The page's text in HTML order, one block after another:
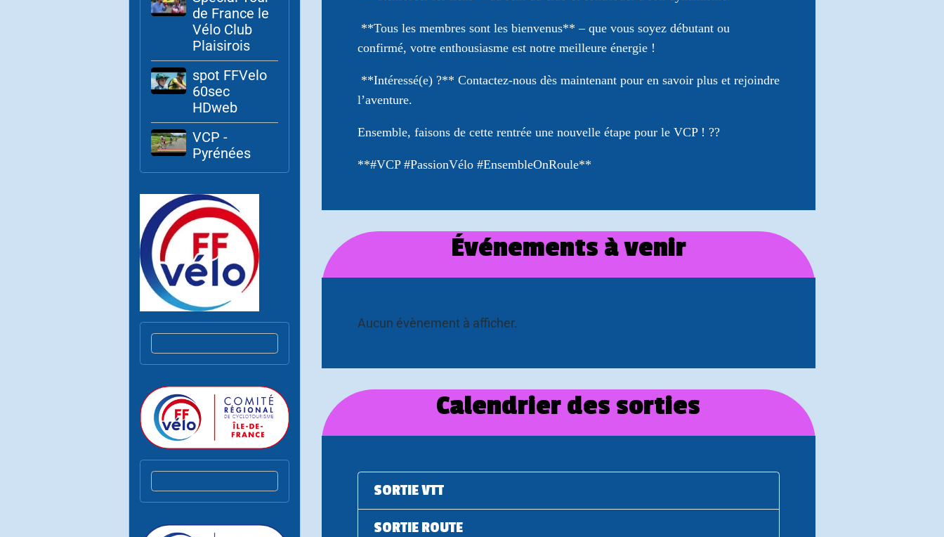
**Tous les membres sont les bienvenus** – que vous soyez débutant ou
confirmé, votre enthousiasme est notre meilleure énergie !
**Intéressé(e) ?** Contactez-nous dès maintenant pour en savoir plus et rejoindre
l’aventure.
Ensemble, faisons de cette rentrée une nouvelle étape pour le VCP ! ??
**#VCP #PassionVélo #EnsembleOnRoule**
Événements à venir
Aucun évènement à afficher.
Calendrier des sorties
SORTIE VTT
SORTIE ROUTE
de France le
Vélo Club
Plaisirois
spot FFVelo
60sec
HDweb
VCP -
Pyrénées